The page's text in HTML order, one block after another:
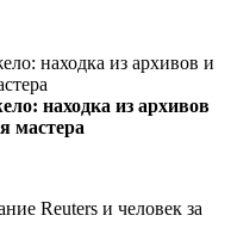
находка из архивов
мастера